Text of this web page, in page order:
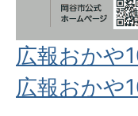
広報おかや
広報おかや